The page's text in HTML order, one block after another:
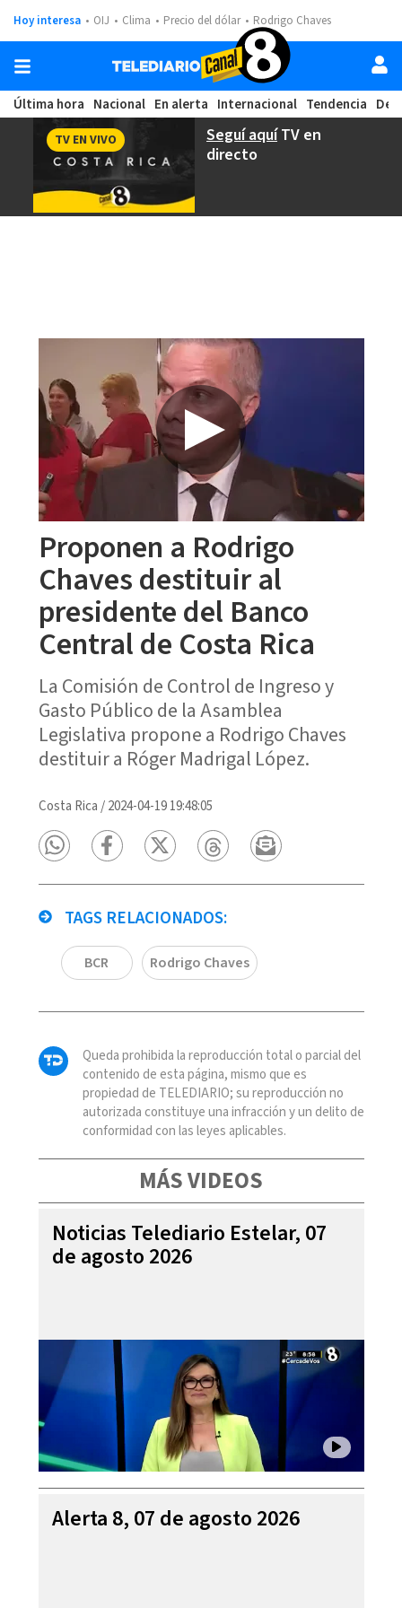
Hoy interesa OIJ Clima Precio del dólar Rodrigo Chaves
Última hora Nacional En alerta Internacional Tendencia
Seguí aquíTV en
directo
TV EN VIVO
Proponen a Rodrigo
Chaves destituir al
presidente del Banco
Central de Costa Rica
La Comisión de Control de Ingreso y
Gasto Público de la Asamblea
Legislativa propone a Rodrigo Chaves
destituir a Róger Madrigal López.
Costa Rica /2024-04-19 19:48:05
TAGS RELACIONADOS:
BCR Rodrigo Chaves
Queda prohibida la reproducción total o parcial del
contenido de esta página, mismo que es
propiedad de TELEDIARIO; su reproducción no
autorizada constituye una infracción y un delito de
conformidad con las leyes aplicables.
MÁS VIDEOS
Noticias Telediario Estelar, 07
de agosto 2026
Alerta 8, 07 de agosto 2026